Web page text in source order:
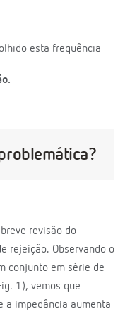
esta frequência
revisão do
rejeição. Observando o
conjunto em série de
1), vemos que
a impedância aumenta